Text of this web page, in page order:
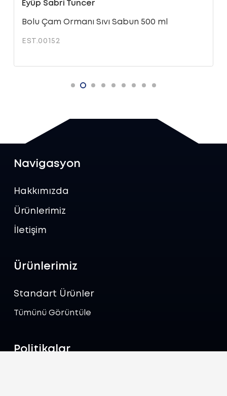
Eyüp Sabri Tuncer
Bolu Çam Ormanı Sıvı Sabun 500 ml
EST.00152
Navigasyon
Hakkımızda
Ürünlerimiz
İletişim
Ürünlerimiz
Standart Ürünler
Tümünü Görüntüle
Politikalar